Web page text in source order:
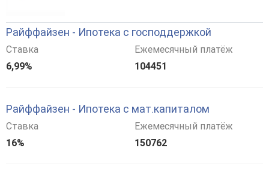
Райффайзен - Ипотека с господдержкой
Ставка
6,99%
Ежемесячный платёж
104451
Райффайзен - Ипотека с мат.капиталом
Ставка
16%
Ежемесячный платёж
150762